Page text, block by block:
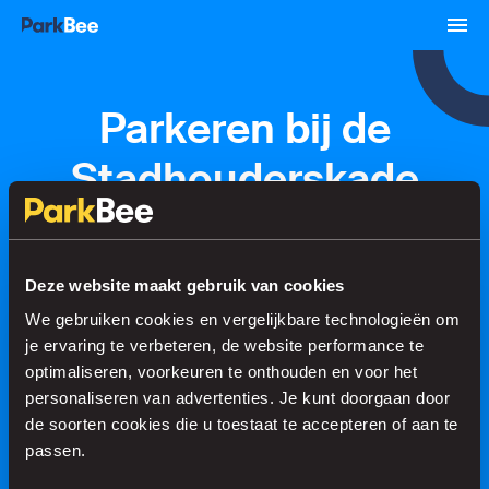
Deze website maakt gebruik van cookies
We gebruiken cookies en vergelijkbare technologieën om
je ervaring te verbeteren, de website performance te
optimaliseren, voorkeuren te onthouden en voor het
personaliseren van advertenties. Je kunt doorgaan door
de soorten cookies die u toestaat te accepteren of aan te
passen.
Parkeren bij de
Stadhouderskade
Amsterdam
Reserveren Abonnementen Luchthaven
Regel je parkeerplek in no time